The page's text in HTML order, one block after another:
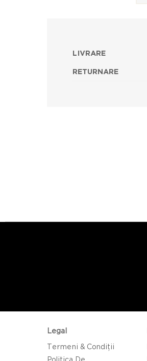
LIVRARE
RETURNARE
Legal
Termeni & Condiții
Politica De